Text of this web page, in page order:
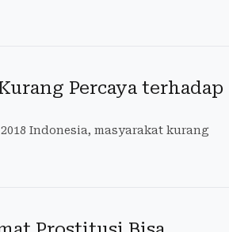
Percaya terhadap
Indonesia, masyarakat kurang